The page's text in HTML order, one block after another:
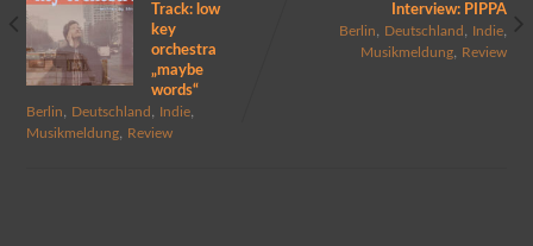
Track: low
key
orchestra
„maybe
words“
Berlin, Deutschland , Indie,
Musikmeldung, Review
Interview: PIPPA
Berlin, Deutschland , Indie,
Musikmeldung, Review